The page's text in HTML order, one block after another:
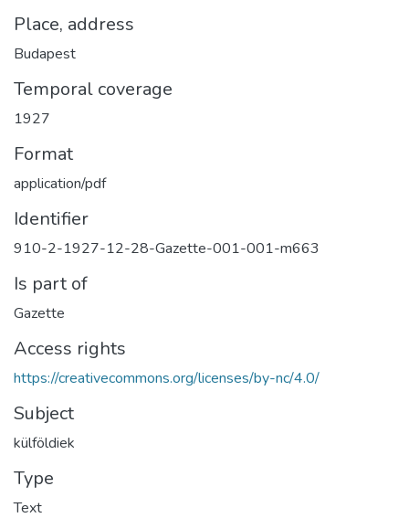
Place, address
Budapest
Temporal coverage
1927
Format
application/pdf
Identifier
910-2-1927-12-28-Gazette-001-001-m663
Is part of
Gazette
Access rights
https://creativecommons.org/licenses/by-nc/4.0/
Subject
külföldiek
Type
Text